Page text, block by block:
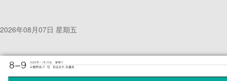
2026年08月07日 星期五